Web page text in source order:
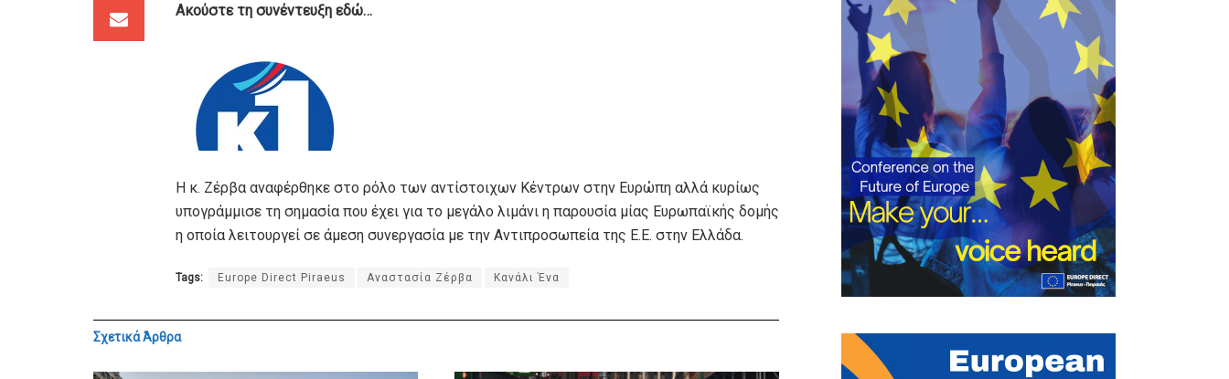
Ακούστε τη συνέντευξη εδώ…
Η κ. Ζέρβα αναφέρθηκε στο ρόλο των αντίστοιχων Κέντρων στην Ευρώπη αλλά κυρίως
υπογράμμισε τη σημασία που έχει για το μεγάλο λιμάνι η παρουσία μίας Ευρωπαϊκής δομής
η οποία λειτουργεί σε άμεση συνεργασία με την Αντιπροσωπεία της Ε.Ε. στην Ελλάδα.
Tags: Europe Direct Piraeus Αναστασία Ζέρβα Κανάλι Ένα
ΣχετικάΆρθρα